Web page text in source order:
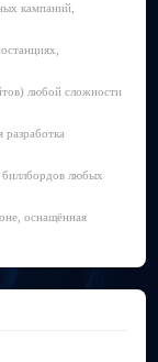
кампаний,
любой сложности
разработка
биллбордов любых
оснащённая